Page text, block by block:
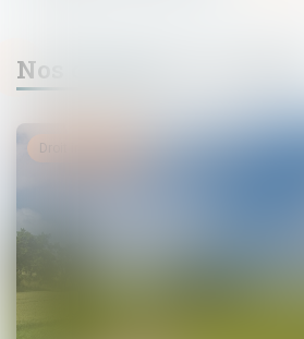
Nos dernières actualités
Droit immobilier